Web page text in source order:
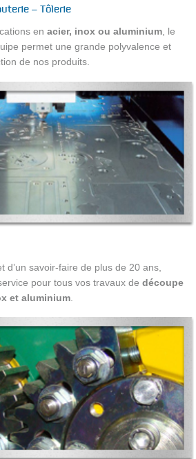
– Tôlerie
enacier, inox ou aluminium, le
permet une grande polyvalence et
de nos produits.
d’un savoir-faire de plus de 20 ans,
pour tous vos travaux dedécoupe
et aluminium